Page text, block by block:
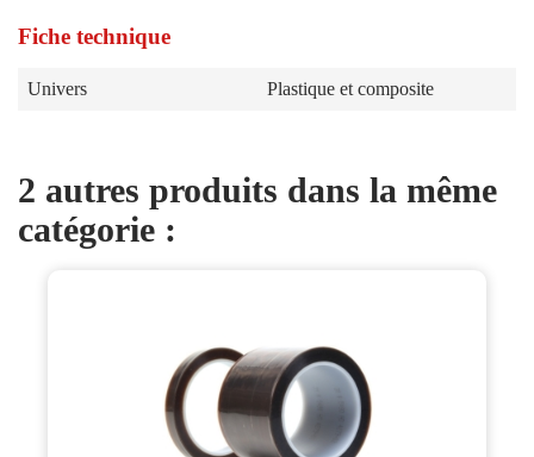
Fiche technique
Univers Plastique et composite
2 autres produits dans la même
catégorie :